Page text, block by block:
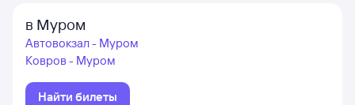
в Муром
Автовокзал - Муром
Ковров - Муром
Найти билеты